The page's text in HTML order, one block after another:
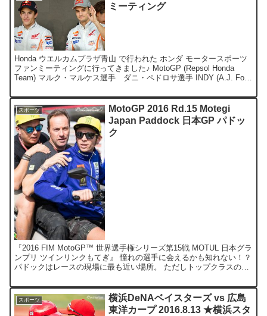
ミーティング
Honda ウエルカムプラザ青山 で行われた ホンダ モータースポーツ
ファンミーティングに行ってきました♪ MotoGP (Repsol Honda
Team) マルク・マルケス選手 ダニ・ペドロサ選手 INDY (A.J. Foyt
スポーツ
MotoGP 2016 Rd.15 Motegi
Japan Paddock 日本GP パドッ
ク
『2016 FIM MotoGP™ 世界選手権シリーズ第15戦 MOTUL 日本グラ
ンプリ ツインリンクもてぎ』 憧れの選手に会えるかも知れない！？
パドックはレースの現場に最も近い場所。 ただしトップクラスの選
スポーツ
横浜DeNAベイスターズ vs 広島
東洋カープ 2016.8.13 ★横浜スタ